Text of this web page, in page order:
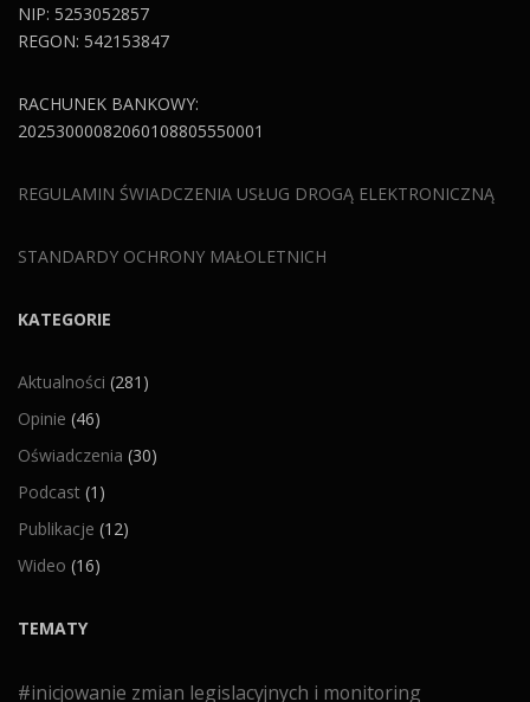
NIP: 5253052857
REGON: 542153847
RACHUNEK BANKOWY:
20253000082060108805550001
REGULAMIN ŚWIADCZENIA USŁUG DROGĄ ELEKTRONICZNĄ
STANDARDY OCHRONY MAŁOLETNICH
KATEGORIE
Aktualności (281)
Opinie (46)
Oświadczenia (30)
Podcast (1)
Publikacje (12)
Wideo (16)
TEMATY
#inicjowanie zmian legislacyjnych i monitoring